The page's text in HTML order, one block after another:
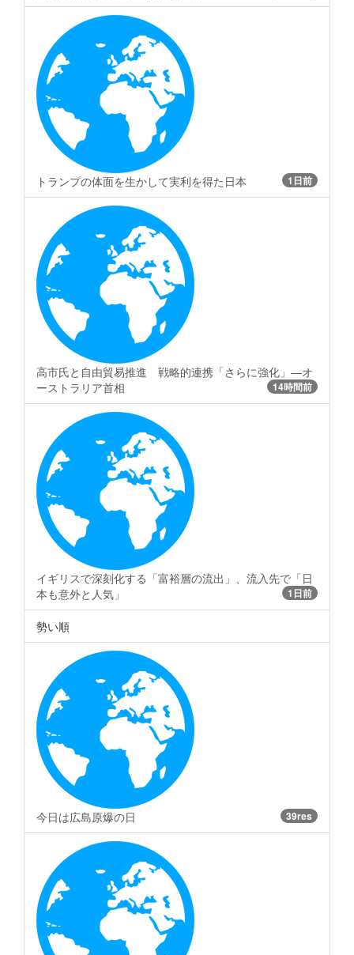
トランプの体面を生かして実利を得た日本 1日前
高市氏と自由貿易推進 戦略的連携「さらに強化」―オ
ーストラリア首相
14時間前
イギリスで深刻化する「富裕層の流出」、流入先で「日
本も意外と人気」
1日前
勢い順
今日は広島原爆の日 39res